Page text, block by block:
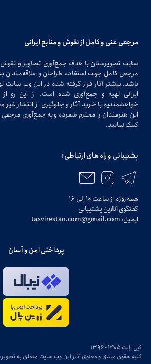
مرجعی غنی و کامل از نقوش و منابع ایرانی
سایت تصویرستان با هدف جمع‌آوری تصاویر و نقوش
مرجعی کامل جهت استفاده طراحان و علاقه‌مندان به
باشد. بیشتر آثار قرار گرفته شده در این وب سایت
ایرانی تهیه و جمع‌آوری شده است. از این رو از
خواهشمندیم با خرید آثار و جلوگیری از انتشار
این هنرمندان را محترم شمرده و به جمع‌آوری مرجعی
کمک نمایید.
پشتیبانی و راه های ارتباطی:
همه روزه از ساعت ۱۰ الی ۱۶
گفتگوی آنلاین پشتیبانی
ایمیل: tasvirestan.com@gmail.com
پرداختی امن و آسان
کپی رایت ۱۴۰۵ - ۱۳۹۶
کلیه حقوق مادی و معنوی آثار این وب سایت متعلق به